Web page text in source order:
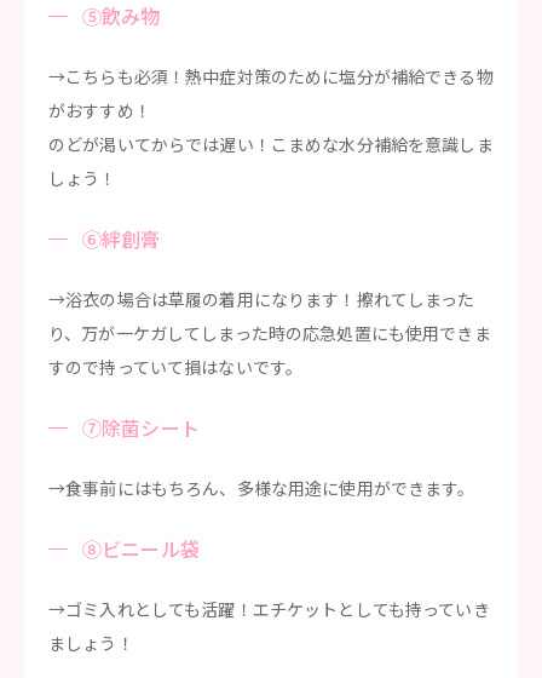
⑤飲み物
→こちらも必須！熱中症対策のために塩分が補給できる物
がおすすめ！
のどが渇いてからでは遅い！こまめな水分補給を意識しま
しょう！
⑥絆創膏
→浴衣の場合は草履の着用になります！擦れてしまった
り、万が一ケガしてしまった時の応急処置にも使用できま
すので持っていて損はないです。
⑦除菌シート
→食事前にはもちろん、多様な用途に使用ができます。
⑧ビニール袋
→ゴミ入れとしても活躍！エチケットとしても持っていき
ましょう！